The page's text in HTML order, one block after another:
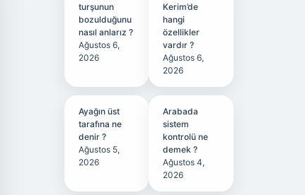
turşunun
bozulduğunu
nasıl anlarız ?
Ağustos 6,
2026
Kerim’de
hangi
özellikler
vardır ?
Ağustos 6,
2026
Ayağın üst
tarafına ne
denir ?
Ağustos 5,
2026
Arabada
sistem
kontrolü ne
demek ?
Ağustos 4,
2026